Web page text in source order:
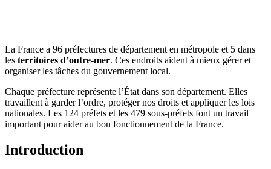
La France a 96 préfectures de département en métropole et 5 dans
les territoires d’outre-mer. Ces endroits aident à mieux gérer et
organiser les tâches du gouvernement local.
Chaque préfecture représente l’État dans son département. Elles
travaillent à garder l’ordre, protéger nos droits et appliquer les lois
nationales. Les 124 préfets et les 479 sous-préfets font un travail
important pour aider au bon fonctionnement de la France.
Introduction